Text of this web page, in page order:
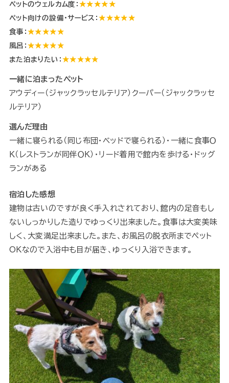
ペットのウェルカム度：★★★★★
ペット向けの設備・サービス：★★★★★
食事：★★★★★
風呂：★★★★★
また泊まりたい： ★★★★★
一緒に泊まったペット
アウディー（ジャックラッセルテリア）クーパー（ジャックラッセ
ルテリア）
選んだ理由
一緒に寝られる（同じ布団・ベッドで寝られる）・一緒に食事Ｏ
Ｋ（レストランが同伴ＯＫ）・リード着用で館内を歩ける・ドッグ
ランがある
宿泊した感想
建物は古いのですが良く手入れされており、館内の足音もし
ないしっかりした造りでゆっくり出来ました。食事は大変美味
しく、大変満足出来ました。また、お風呂の脱衣所までペット
OKなので入浴中も目が届き、ゆっくり入浴できます。